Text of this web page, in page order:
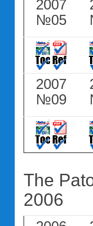
2007
№05
2007
№09
The
2006